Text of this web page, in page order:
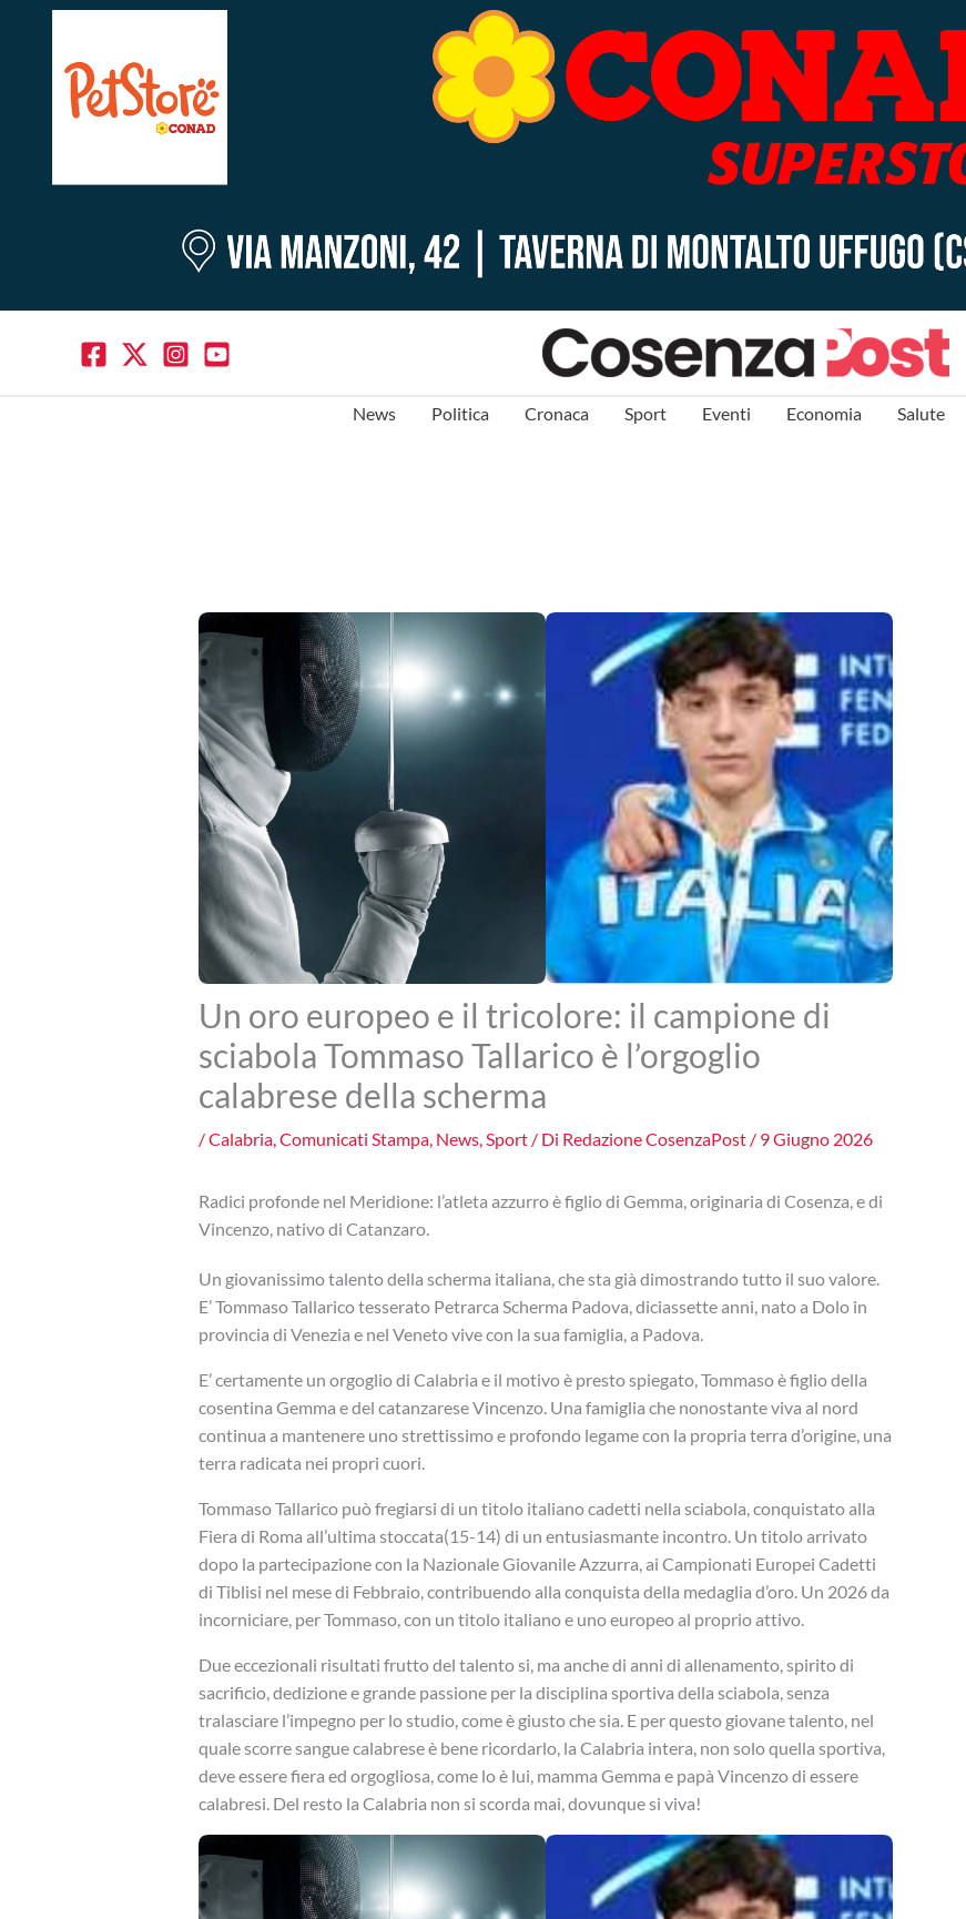
News Politica Cronaca Sport Eventi Economia Salute
Un oro europeo e il tricolore: il campione di
sciabola Tommaso Tallarico è l’orgoglio
calabrese della scherma
/Calabria,Comunicati Stampa, News,Sport/ Di Redazione CosenzaPost / 9 Giugno 2026
Radici profonde nel Meridione: l’atleta azzurro è figlio di Gemma, originaria di Cosenza, e di
Vincenzo, nativo di Catanzaro.
Un giovanissimo talento della scherma italiana, che sta già dimostrando tutto il suo valore.
E’ Tommaso Tallarico tesserato Petrarca Scherma Padova, diciassette anni, nato a Dolo in
provincia di Venezia e nel Veneto vive con la sua famiglia, a Padova.
E’ certamente un orgoglio di Calabria e il motivo è presto spiegato, Tommaso è figlio della
cosentina Gemma e del catanzarese Vincenzo. Una famiglia che nonostante viva al nord
continua a mantenere uno strettissimo e profondo legame con la propria terra d’origine, una
terra radicata nei propri cuori.
Tommaso Tallarico può fregiarsi di un titolo italiano cadetti nella sciabola, conquistato alla
Fiera di Roma all’ultima stoccata(15-14) di un entusiasmante incontro. Un titolo arrivato
dopo la partecipazione con la Nazionale Giovanile Azzurra, ai Campionati Europei Cadetti
di Tiblisi nel mese di Febbraio, contribuendo alla conquista della medaglia d’oro. Un 2026 da
incorniciare, per Tommaso, con un titolo italiano e uno europeo al proprio attivo.
Due eccezionali risultati frutto del talento si, ma anche di anni di allenamento, spirito di
sacrificio, dedizione e grande passione per la disciplina sportiva della sciabola, senza
tralasciare l’impegno per lo studio, come è giusto che sia. E per questo giovane talento, nel
quale scorre sangue calabrese è bene ricordarlo, la Calabria intera, non solo quella sportiva,
deve essere fiera ed orgogliosa, come lo è lui, mamma Gemma e papà Vincenzo di essere
calabresi. Del resto la Calabria non si scorda mai, dovunque si viva!